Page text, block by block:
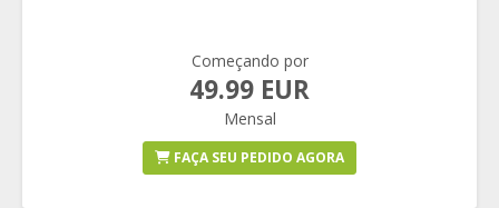
Começando por
49.99 EUR
Mensal
FAÇA SEU PEDIDO AGORA